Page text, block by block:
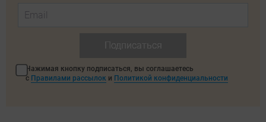
Нажимая кнопку подписаться, вы соглашаетесь
с Правилами рассылок и Политикой конфиденциальности